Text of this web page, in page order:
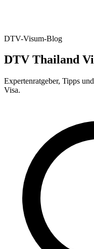
DTV-Visum-Blog
DTV Thailand
Expertenratgeber, Tipps
Visa.